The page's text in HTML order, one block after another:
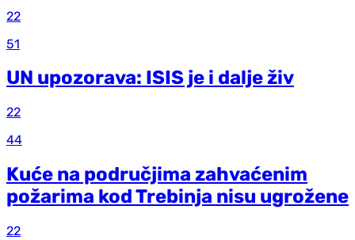
22
51
UN upozorava: ISIS je i dalje živ
22
44
Kuće na područjima zahvaćenim
požarima kod Trebinja nisu ugrožene
22